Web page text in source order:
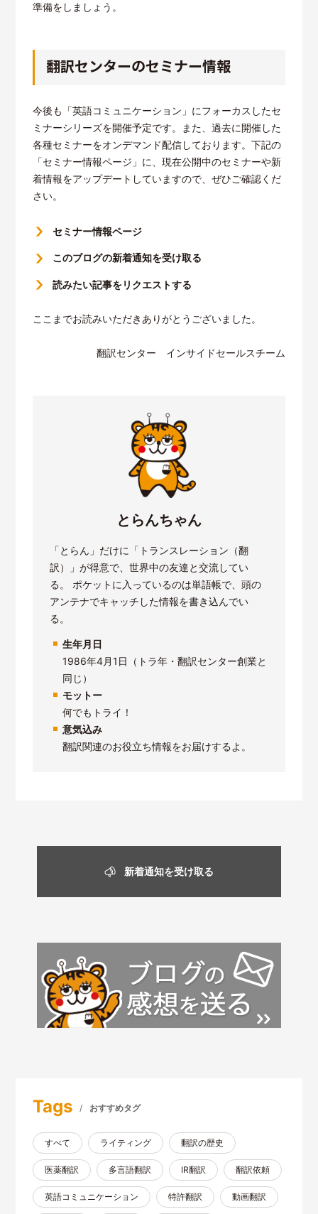
準備をしましょう。
翻訳センターのセミナー情報
今後も「英語コミュニケーション」にフォーカスしたセ
ミナーシリーズを開催予定です。また、過去に開催した
各種セミナーをオンデマンド配信しております。下記の
「セミナー情報ページ」に、現在公開中のセミナーや新
着情報をアップデートしていますので、ぜひご確認くだ
さい。
セミナー情報ページ
このブログの新着通知を受け取る
読みたい記事をリクエストする
ここまでお読みいただきありがとうございました。
翻訳センター インサイドセールスチーム
とらんちゃん
「とらん」だけに「トランスレーション（翻
訳）」が得意で、世界中の友達と交流してい
る。 ポケットに入っているのは単語帳で、頭の
アンテナでキャッチした情報を書き込んでい
る。
生年月日
1986年4月1日（トラ年・翻訳センター創業と
同じ）
モットー
何でもトライ！
意気込み
翻訳関連のお役立ち情報をお届けするよ。
新着通知を受け取る
Tags おすすめタグ
すべて ライティング 翻訳の歴史
医薬翻訳 多言語翻訳 IR翻訳 翻訳依頼
英語コミュニケーション 特許翻訳 動画翻訳